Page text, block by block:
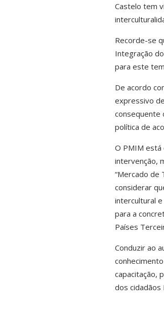
Castelo tem
Recorde-se
Integração
para este
De acordo
expressivo
consequente
política de
O PMIM
intervenção,
“Mercado de
considerar
intercultural
para a
Países
Conduzir ao
capacitação,
dos cidadãos